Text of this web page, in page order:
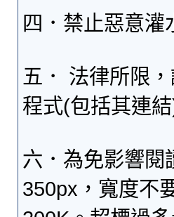
四．禁止惡意灌
五． 法律所限
程式(包括其連
六．為免影響閱
350px，寬度不